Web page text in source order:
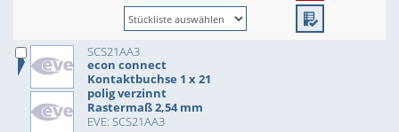
SCS21AA3
econ connect
Kontaktbuchse 1 x 21
polig verzinnt
Rastermaß 2,54 mm
EVE: SCS21AA3